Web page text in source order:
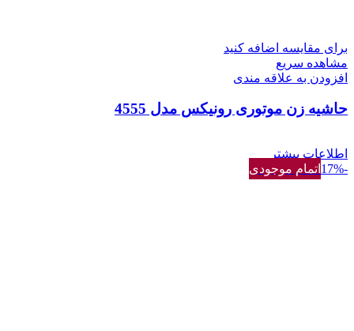
برای مقایسه اضافه کنید
مشاهده سریع
افزودن به علاقه مندی
حاشیه زن موتوری رونیکس مدل 4555
اطلاعات بیشتر
-17%
اتمام موجودی